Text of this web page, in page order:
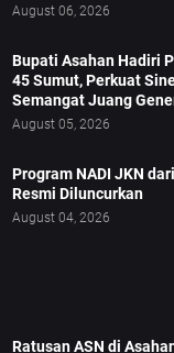
August 06, 2026
Bupati Asahan Hadiri
45 Sumut, Perkuat
Semangat Juang
August 05, 2026
Program NADI JKN
Resmi Diluncurkan
August 04, 2026
Ratusan ASN di